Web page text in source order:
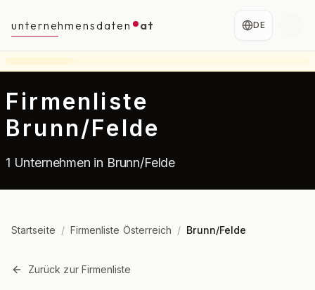
unternehmensdaten at DE
Firmenliste
Brunn/Felde
1 Unternehmen in Brunn/Felde
Startseite / Firmenliste Österreich / Brunn/Felde
Zurück zur Firmenliste